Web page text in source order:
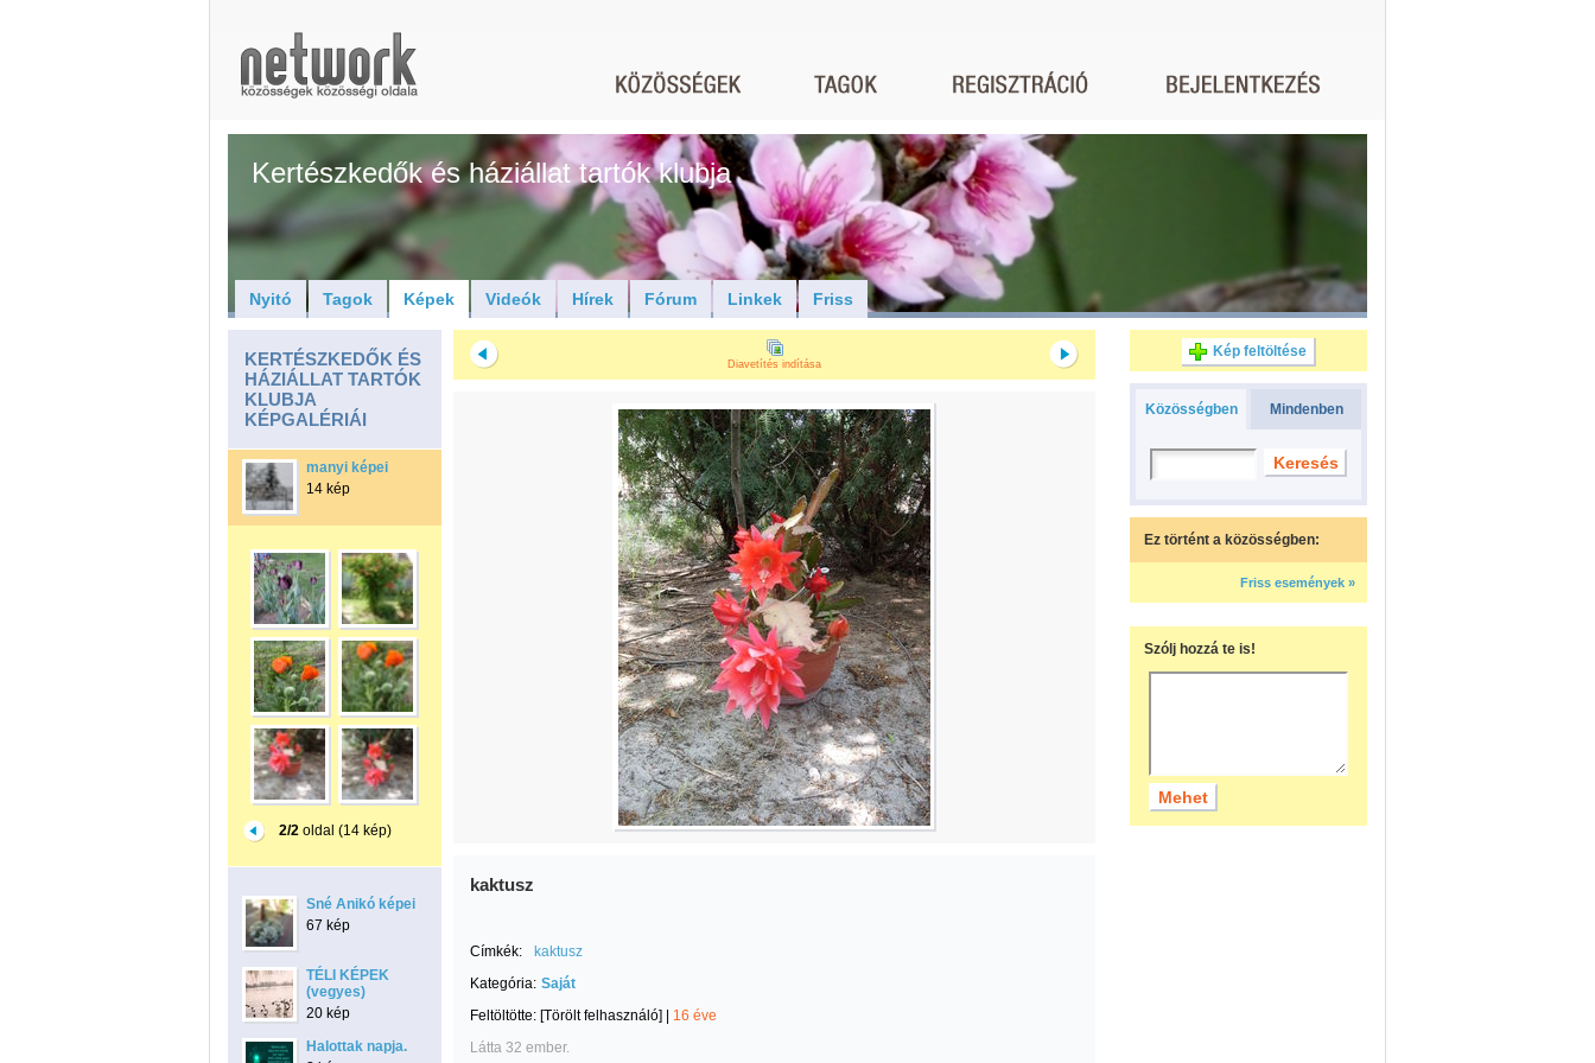
Kertészkedők és háziállat tartók klubja
Nyitó Tagok Képek Videók Hírek Fórum Linkek Friss
KERTÉSZKEDŐK ÉS
HÁZIÁLLAT TARTÓK
KLUBJA
KÉPGALÉRIÁI
manyi képei
14 kép
2/2oldal (14 kép)
Sné Anikó képei
67 kép
TÉLI KÉPEK
(vegyes)
20 kép
Halottak napja.
Diavetítés indítása
kaktusz
Címkék:
kaktusz
Kategória: Saját
Feltöltötte: [Törölt felhasználó]
16 éve
Látta 32 ember.
Kép feltöltése
Közösségben Mindenben
Ez történt a közösségben:
Friss események »
Szólj hozzá te is!